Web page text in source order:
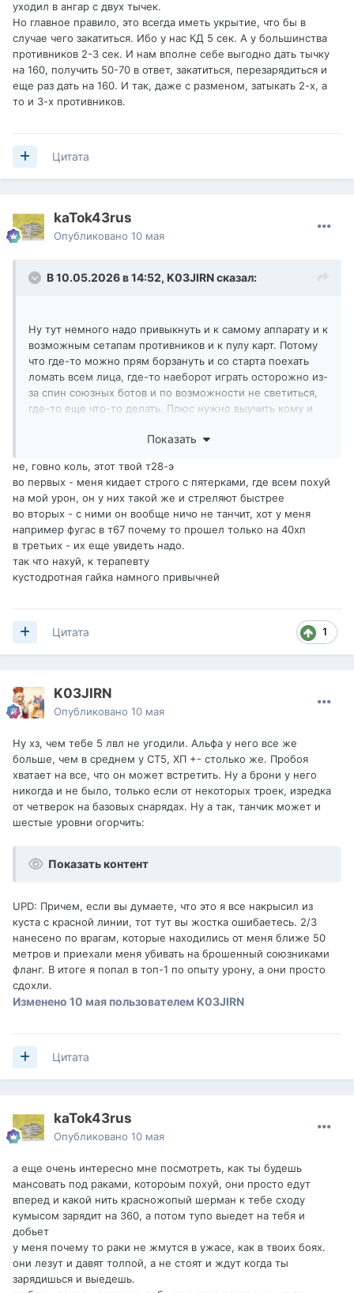
уходил в ангар с двух тычек.
Но главное правило, это всегда иметь укрытие, что бы в
случае чего закатиться. Ибо у нас КД 5 сек. А у большинства
противников 2-3 сек. И нам вполне себе выгодно дать тычку
на 160, получить 50-70 в ответ, закатиться, перезарядиться и
еще раз дать на 160. И так, даже с разменом, затыкать 2-х, а
то и 3-х противников.
Цитата
kaTok43rus
Опубликовано 10 мая
В 10.05.2026 в 14:52, K03JIRNсказал:
Ну тут немного надо привыкнуть и к самому аппарату и к
возможным сетапам противников и к пулу карт. Потому
что где-то можно прям борзануть и со старта поехать
ломать всем лица, где-то наеборот играть осторожно из-
за спин союзных ботов и по возможности не светиться,
где-то еще что-то делать. Плюс нужно выучить кому и
противники, неожиданно для себя, уходил в ангар с двух
Но главное правило, это всегда иметь укрытие, что бы в
случае чего закатиться. Ибо у нас КД 5 сек. А у
большинства противников 2-3 сек. И нам вполне себе
выгодно дать тычку на 160, получить 50-70 в ответ,
закатиться, перезарядиться и еще раз дать на 160. И так,
даже с разменом, затыкать 2-х, а то и 3-х противников.
Показать
не, говно коль, этот твой т28-э
во первых - меня кидает строго с пятерками, где всем похуй
на мой урон, он у них такой же и стреляют быстрее
во вторых - с ними он вообще ничо не танчит, хот у меня
например фугас в т67 почему то прошел только на 40хп
в третьих - их еще увидеть надо.
так что нахуй, к терапевту
кустодротная гайка намного привычней
1
Цитата
K03JIRN
Опубликовано 10 мая
Ну хз, чем тебе 5 лвл не угодили. Альфа у него все же
больше, чем в среднем у СТ5, ХП +- столько же. Пробоя
хватает на все, что он может встретить. Ну а брони у него
никогда и не было, только если от некоторых троек, изредка
от четверок на базовых снарядах. Ну а так, танчик может и
шестые уровни огорчить:
Показать контент
UPD: Причем, если вы думаете, что это я все накрысил из
куста с красной линии, тот тут вы жостка ошибаетесь. 2/3
нанесено по врагам, которые находились от меня ближе 50
метров и приехали меня убивать на брошенный союзниками
фланг. В итоге я попал в топ-1 по опыту урону, а они просто
сдохли.
Изменено 10 мая пользователем K03JIRN
Цитата
kaTok43rus
Опубликовано 10 мая
а еще очень интересно мне посмотреть, как ты будешь
мансовать под раками, котороым похуй, они просто едут
вперед и какой нить красножопый шерман к тебе сходу
кумысом зарядит на 360, а потом тупо выедет на тебя и
добьет
у меня почему то раки не жмутся в ужасе, как в твоих боях.
они лезут и давят толпой, а не стоят и ждут когда ты
зарядишься и выедешь.